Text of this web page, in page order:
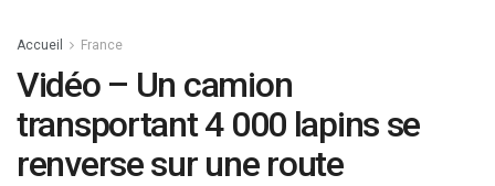
Accueil France
Vidéo – Un camion
transportant 4 000 lapins se
renverse sur une route